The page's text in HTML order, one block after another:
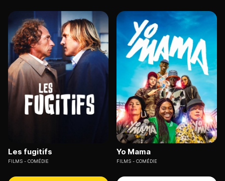
Les fugitifs
FILMS COMÉDIE
Yo Mama
FILMS COMÉDIE